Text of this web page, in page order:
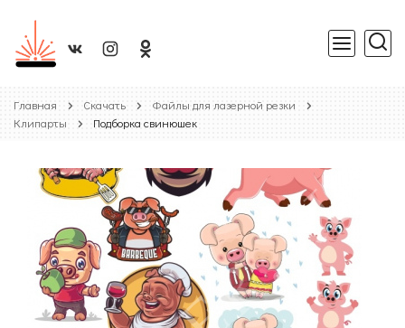
Главная Скачать
Файлы для лазерной резки
Клипарты
Подборка свинюшек